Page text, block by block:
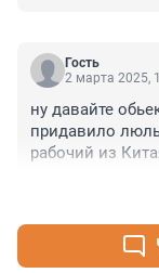
травма на
платежами и
комиссии по
писали про
Гость
2 марта 2025,
ну давайте
придавило
рабочий из
констатируем
рабочей силы